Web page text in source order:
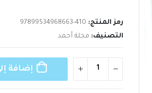
رمز المنتج: 97899534968663-410
التصنيف: مجلة أحمد
إضافة